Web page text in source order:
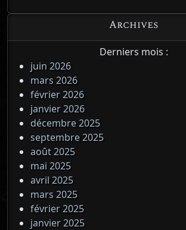
Archives
Derniers mois :
juin 2026
mars 2026
février 2026
janvier 2026
décembre 2025
septembre 2025
août 2025
mai 2025
avril 2025
mars 2025
février 2025
janvier 2025